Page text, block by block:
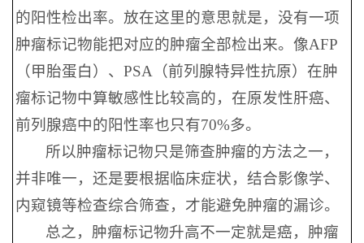
的阳性检出率。放在这里的意思就是，没有一项
肿瘤标记物能把对应的肿瘤全部检出来。像AFP
（甲胎蛋白）、PSA（前列腺特异性抗原）在肿
瘤标记物中算敏感性比较高的，在原发性肝癌、
前列腺癌中的阳性率也只有70%多。
所以肿瘤标记物只是筛查肿瘤的方法之一，
并非唯一，还是要根据临床症状，结合影像学、
内窥镜等检查综合筛查，才能避免肿瘤的漏诊。
总之，肿瘤标记物升高不一定就是癌，肿瘤